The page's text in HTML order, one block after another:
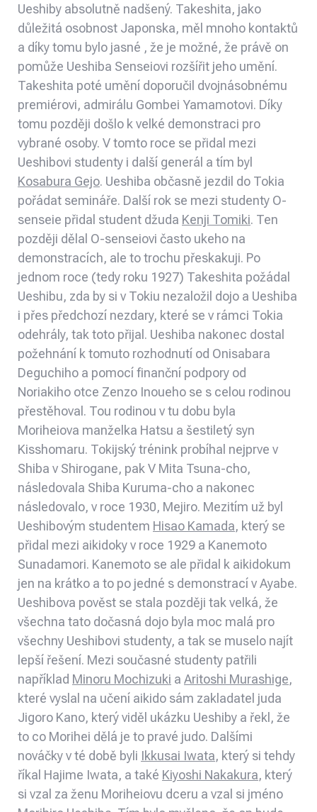
Ueshiby absolutně nadšený. Takeshita, jako
důležitá osobnost Japonska, měl mnoho kontaktů
a díky tomu bylo jasné , že je možné, že právě on
pomůže Ueshiba Senseiovi rozšířit jeho umění.
Takeshita poté umění doporučil dvojnásobnému
premiérovi, admirálu Gombei Yamamotovi. Díky
tomu později došlo k velké demonstraci pro
vybrané osoby. V tomto roce se přidal mezi
Ueshibovi studenty i další generál a tím byl
Kosabura Gejo. Ueshiba občasně jezdil do Tokia
pořádat semináře. Další rok se mezi studenty O-
senseie přidal student džuda Kenji Tomiki. Ten
později dělal O-senseiovi často ukeho na
demonstracích, ale to trochu přeskakuji. Po
jednom roce (tedy roku 1927) Takeshita požádal
Ueshibu, zda by si v Tokiu nezaložil dojo a Ueshiba
i přes předchozí nezdary, které se v rámci Tokia
odehrály, tak toto přijal. Ueshiba nakonec dostal
požehnání k tomuto rozhodnutí od Onisabara
Deguchiho a pomocí finanční podpory od
Noriakiho otce Zenzo Inoueho se s celou rodinou
přestěhoval. Tou rodinou v tu dobu byla
Moriheiova manželka Hatsu a šestiletý syn
Kisshomaru. Tokijský trénink probíhal nejprve v
Shiba v Shirogane, pak V Mita Tsuna-cho,
následovala Shiba Kuruma-cho a nakonec
následovalo, v roce 1930, Mejiro. Mezitím už byl
Ueshibovým studentem Hisao Kamada, který se
přidal mezi aikidoky v roce 1929 a Kanemoto
Sunadamori. Kanemoto se ale přidal k aikidokum
jen na krátko a to po jedné s demonstrací v Ayabe.
Ueshibova pověst se stala později tak velká, že
všechna tato dočasná dojo byla moc malá pro
všechny Ueshibovi studenty, a tak se muselo najít
lepší řešení. Mezi současné studenty patřili
například Minoru Mochizuki a Aritoshi Murashige,
které vyslal na učení aikido sám zakladatel juda
Jigoro Kano, který viděl ukázku Ueshiby a řekl, že
to co Morihei dělá je to pravé judo. Dalšími
nováčky v té době byli Ikkusai Iwata, který si tehdy
říkal Hajime Iwata, a také Kiyoshi Nakakura, který
si vzal za ženu Moriheiovu dceru a vzal si jméno